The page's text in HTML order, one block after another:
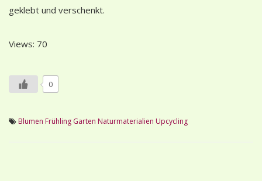
geklebt und verschenkt.
Views: 70
0
Blumen Frühling Garten Naturmaterialien Upcycling